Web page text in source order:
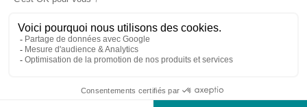
© 2026 Réseau immobilier l'Adresse